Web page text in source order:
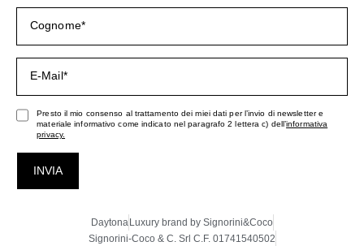
Presto il mio consenso al trattamento dei miei dati per l’invio di newsletter e
materiale informativo come indicato nel paragrafo 2 lettera c) dell’informativa
privacy.
INVIA
Daytona Luxury brand by Signorini&Coco
Signorini-Coco & C. Srl C.F. 01741540502